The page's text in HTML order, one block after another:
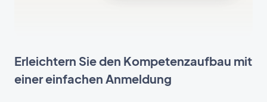
Erleichtern Sie den Kompetenzaufbau mit
einer einfachen Anmeldung